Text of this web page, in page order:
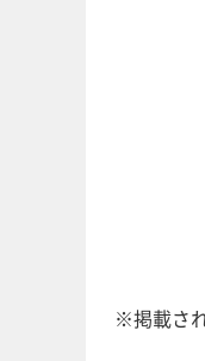
※掲載さ